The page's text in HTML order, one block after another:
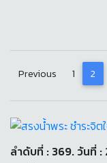
Previous 1 2
ลำดับที่ : 369. วันที่ :